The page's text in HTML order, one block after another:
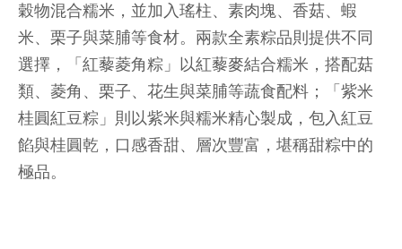
穀物混合糯米，並加入瑤柱、素肉塊、香菇、蝦
米、栗子與菜脯等食材。兩款全素粽品則提供不同
選擇，「紅藜菱角粽」以紅藜麥結合糯米，搭配菇
類、菱角、栗子、花生與菜脯等蔬食配料；「紫米
桂圓紅豆粽」則以紫米與糯米精心製成，包入紅豆
餡與桂圓乾，口感香甜、層次豐富，堪稱甜粽中的
極品。